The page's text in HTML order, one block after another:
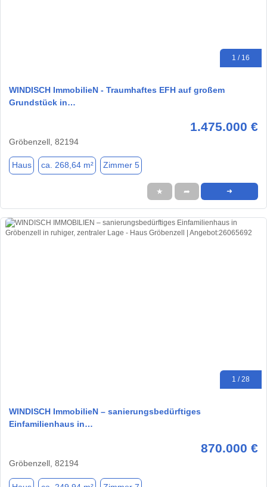
1 / 16
WINDISCH ImmobilieN - Traumhaftes EFH auf großem
Grundstück in…
1.475.000 €
Gröbenzell, 82194
Haus ca. 268,64 m² Zimmer 5
★ ➦ ➜
1 / 28
WINDISCH ImmobilieN – sanierungsbedürftiges
Einfamilienhaus in…
870.000 €
Gröbenzell, 82194